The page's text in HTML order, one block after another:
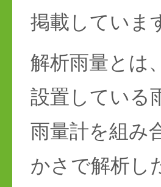
掲載していま
解析雨量とは
設置している
雨量計を組み
かさで解析し